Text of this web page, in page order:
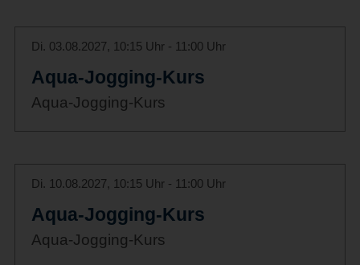
Di. 03.08.2027, 10:15 Uhr - 11:00 Uhr
Aqua-Jogging-Kurs
Aqua-Jogging-Kurs
Di. 10.08.2027, 10:15 Uhr - 11:00 Uhr
Aqua-Jogging-Kurs
Aqua-Jogging-Kurs